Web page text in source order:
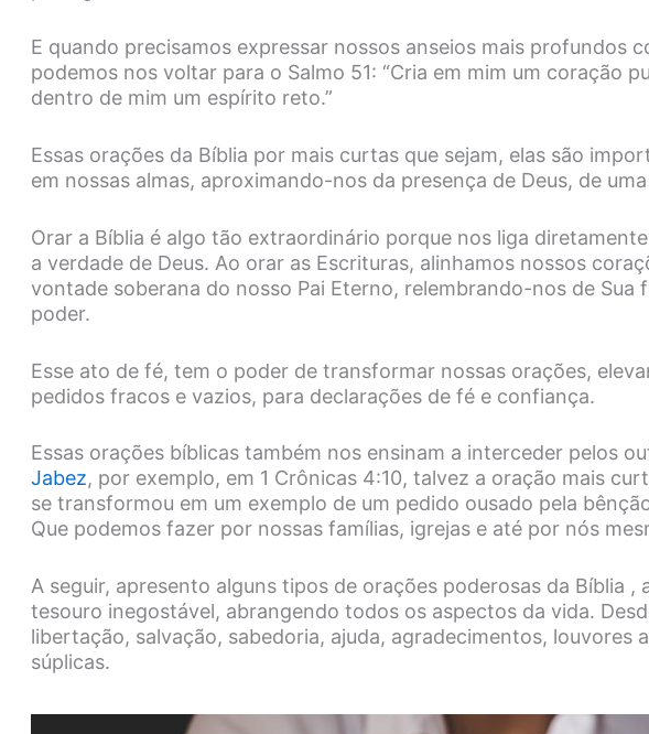
E quando precisamos expressar nossos anseios mais profundos
podemos nos voltar para o Salmo 51: “Cria em mim um coração
dentro de mim um espírito reto.”
Essas orações da Bíblia por mais curtas que sejam, elas são
em nossas almas, aproximando-nos da presença de Deus, de
Orar a Bíblia é algo tão extraordinário porque nos liga
a verdade de Deus. Ao orar as Escrituras, alinhamos nossos
vontade soberana do nosso Pai Eterno, relembrando-nos de Sua
poder.
Esse ato de fé, tem o poder de transformar nossas orações,
pedidos fracos e vazios, para declarações de fé e confiança.
Essas orações bíblicas também nos ensinam a interceder pelos
Jabez, por exemplo, em 1 Crônicas 4:10, talvez a oração mais
se transformou em um exemplo de um pedido ousado pela
Que podemos fazer por nossas famílias, igrejas e até por nós
A seguir, apresento alguns tipos de orações poderosas da Bíblia ,
tesouro inegostável, abrangendo todos os aspectos da vida.
libertação, salvação, sabedoria, ajuda, agradecimentos, louvores
súplicas.